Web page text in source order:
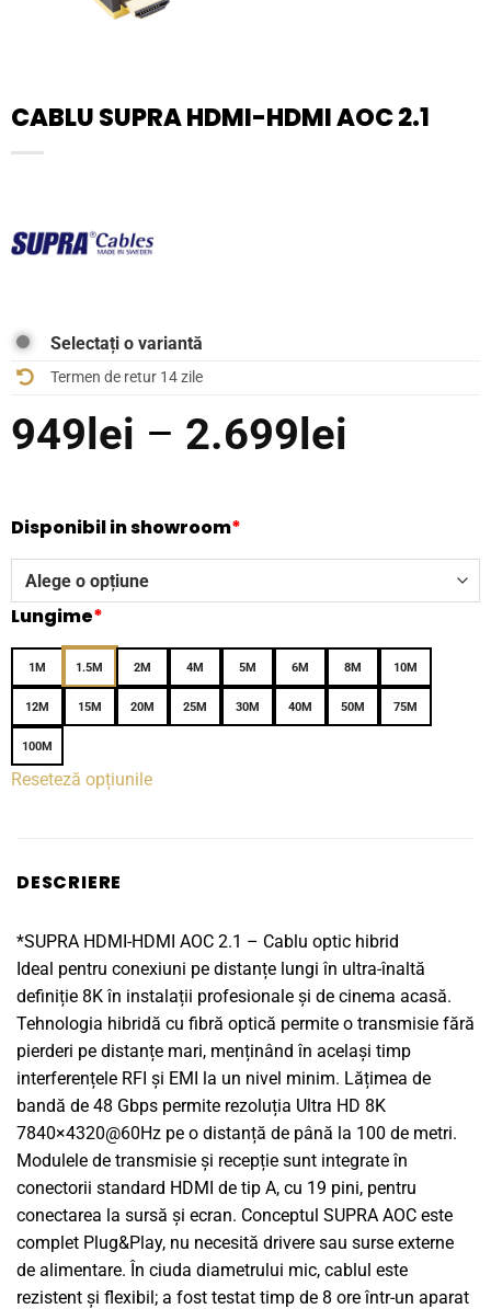
CABLU SUPRA HDMI-HDMI AOC 2.1
Selectați o variantă
Termen de retur 14 zile
949 lei – 2.699 lei
949lei
până
la
*
Disponibil in showroom
*
Lungime
1M 1.5M 2M 4M 5M 6M 8M 10M
12M 15M 20M 25M 30M 40M 50M 75M
100M
Reseteză opțiunile
DESCRIERE
*SUPRA HDMI-HDMI AOC 2.1 – Cablu optic hibrid
Ideal pentru conexiuni pe distanțe lungi în ultra-înaltă
definiție 8K în instalații profesionale și de cinema acasă.
Tehnologia hibridă cu fibră optică permite o transmisie fără
pierderi pe distanțe mari, menținând în același timp
interferențele RFI și EMI la un nivel minim. Lățimea de
bandă de 48 Gbps permite rezoluția Ultra HD 8K
7840×4320@60Hz pe o distanță de până la 100 de metri.
Modulele de transmisie și recepție sunt integrate în
conectorii standard HDMI de tip A, cu 19 pini, pentru
conectarea la sursă și ecran. Conceptul SUPRA AOC este
complet Plug&Play, nu necesită drivere sau surse externe
de alimentare. În ciuda diametrului mic, cablul este
rezistent și flexibil; a fost testat timp de 8 ore într-un aparat